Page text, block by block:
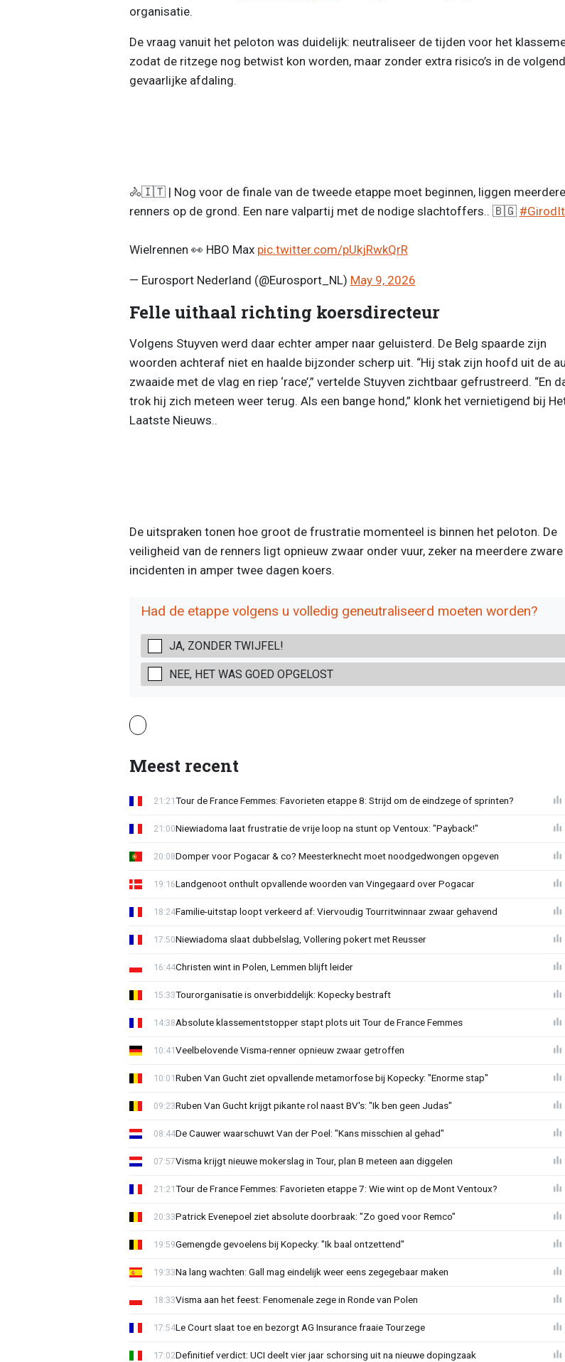
organisatie.
De vraag vanuit het peloton was duidelijk: neutraliseer de tijden voor het
zodat de ritzege nog betwist kon worden, maar zonder extra risico’s in de
gevaarlijke afdaling.
🚴🇮🇹 | Nog voor de finale van de tweede etappe moet beginnen, liggen meerdere
renners op de grond. Een nare valpartij met de nodige slachtoffers.. 🇧🇬
Wielrennen 👀 HBO Max pic.twitter.com/pUkjRwkQrR
— Eurosport Nederland (@Eurosport_NL) May 9, 2026
Felle uithaal richting koersdirecteur
Volgens Stuyven werd daar echter amper naar geluisterd. De Belg spaarde zijn
woorden achteraf niet en haalde bijzonder scherp uit. “Hij stak zijn hoofd uit de
zwaaide met de vlag en riep ‘race’,” vertelde Stuyven zichtbaar gefrustreerd. “En
trok hij zich meteen weer terug. Als een bange hond,” klonk het vernietigend bij
Laatste Nieuws..
De uitspraken tonen hoe groot de frustratie momenteel is binnen het peloton. De
veiligheid van de renners ligt opnieuw zwaar onder vuur, zeker na meerdere zware
incidenten in amper twee dagen koers.
Had de etappe volgens u volledig geneutraliseerd moeten worden?
JA, ZONDER TWIJFEL!
NEE, HET WAS GOED OPGELOST
Meest recent
Tour de France Femmes: Favorieten etappe 8: Strijd om de eindzege of sprinten?
21:21
Niewiadoma laat frustratie de vrije loop na stunt op Ventoux: "Payback!"
21:00
Domper voor Pogacar & co? Meesterknecht moet noodgedwongen opgeven
20:08
Landgenoot onthult opvallende woorden van Vingegaard over Pogacar
19:16
Familie-uitstap loopt verkeerd af: Viervoudig Tourritwinnaar zwaar gehavend
18:24
Niewiadoma slaat dubbelslag, Vollering pokert met Reusser
17:50
Christen wint in Polen, Lemmen blijft leider
16:44
Tourorganisatie is onverbiddelijk: Kopecky bestraft
15:33
Absolute klassementstopper stapt plots uit Tour de France Femmes
14:38
Veelbelovende Visma-renner opnieuw zwaar getroffen
10:41
Ruben Van Gucht ziet opvallende metamorfose bij Kopecky: "Enorme stap"
10:01
Ruben Van Gucht krijgt pikante rol naast BV's: "Ik ben geen Judas"
09:23
De Cauwer waarschuwt Van der Poel: "Kans misschien al gehad"
08:44
Visma krijgt nieuwe mokerslag in Tour, plan B meteen aan diggelen
07:57
Tour de France Femmes: Favorieten etappe 7: Wie wint op de Mont Ventoux?
21:21
Patrick Evenepoel ziet absolute doorbraak: "Zo goed voor Remco"
20:33
Gemengde gevoelens bij Kopecky: "Ik baal ontzettend"
19:59
Na lang wachten: Gall mag eindelijk weer eens zegegebaar maken
19:33
Visma aan het feest: Fenomenale zege in Ronde van Polen
18:33
Le Court slaat toe en bezorgt AG Insurance fraaie Tourzege
17:54
Definitief verdict: UCI deelt vier jaar schorsing uit na nieuwe dopingzaak
17:02